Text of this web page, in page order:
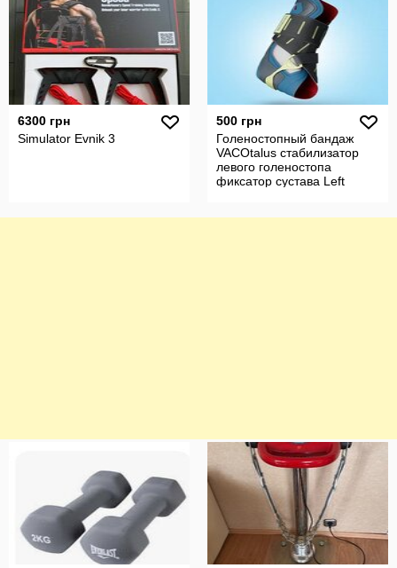
6300 грн
Simulator Evnik 3
500 грн
Голеностопный бандаж
VACOtalus стабилизатор
левого голеностопа
фиксатор сустава Left